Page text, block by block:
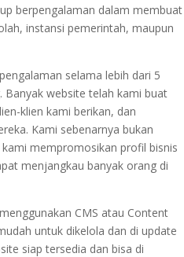
berpengalaman dalam membuat
instansi pemerintah, maupun
selama lebih dari 5
website telah kami buat
klien kami berikan, dan
Kami sebenarnya bukan
mempromosikan profil bisnis
menjangkau banyak orang di
CMS atau Content
untuk dikelola dan di update
siap tersedia dan bisa di